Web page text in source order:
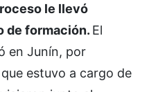
le llevó
de formación. El
en Junín, por
estuvo a cargo de